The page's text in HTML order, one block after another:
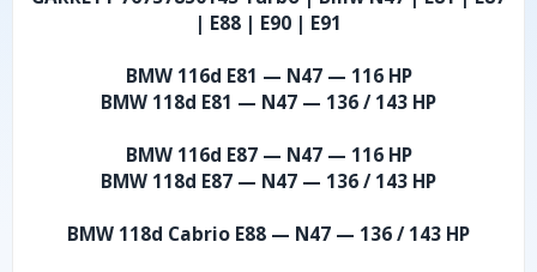
| E88 | E90 | E91
BMW 116d E81 — N47 — 116 HP
BMW 118d E81 — N47 — 136 / 143 HP
BMW 116d E87 — N47 — 116 HP
BMW 118d E87 — N47 — 136 / 143 HP
BMW 118d Cabrio E88 — N47 — 136 / 143 HP